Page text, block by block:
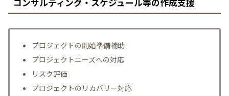
プロジェクトの開始準備補助
プロジェクトニーズへの対応
リスク評価
プロジェクトのリカバリー対応